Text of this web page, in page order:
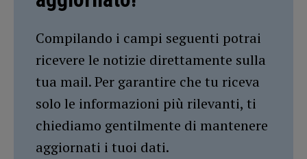
Compilando i campi seguenti potrai
ricevere le notizie direttamente sulla
tua mail. Per garantire che tu riceva
solo le informazioni più rilevanti, ti
chiediamo gentilmente di mantenere
aggiornati i tuoi dati.